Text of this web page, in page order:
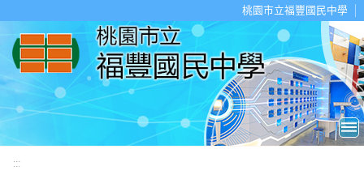
桃園市立福豐國民中學
:::